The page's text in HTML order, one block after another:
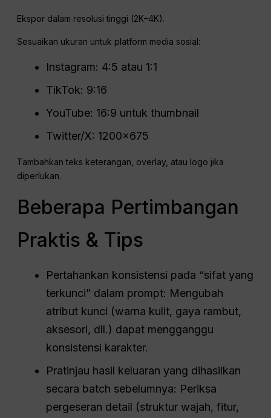
Ekspor dalam resolusi tinggi (2K–4K).
Sesuaikan ukuran untuk platform media sosial:
Instagram: 4:5 atau 1:1
TikTok: 9:16
YouTube: 16:9 untuk thumbnail
Twitter/X: 1200×675
Tambahkan teks keterangan, overlay, atau logo jika
diperlukan.
Beberapa Pertimbangan
Praktis & Tips
Pertahankan konsistensi pada “sifat yang
terkunci” dalam prompt: Mengubah
atribut kunci (warna kulit, gaya rambut,
aksesori, dll.) dapat mengganggu
konsistensi karakter.
Pratinjau hasil keluaran yang dihasilkan
secara batch sebelumnya: Periksa
pergeseran detail (struktur wajah, fitur,